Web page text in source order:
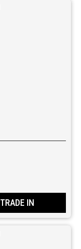
TRADE IN